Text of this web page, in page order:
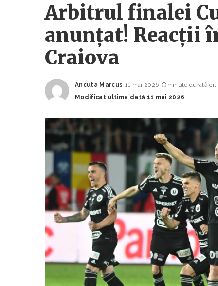
Arbitrul finalei
anunțat! Reacții
Craiova
Posted
by
Ancuta Marcus 11 mai 2026
minute durată
Modificat ultima dată 11 mai 2026